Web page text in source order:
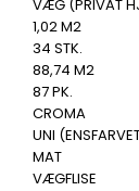
VÆG (PRIVAT
1,02 M2
34 STK.
88,74 M2
87 PK.
CROMA
UNI
MAT
VÆGFLISE